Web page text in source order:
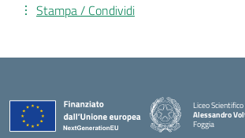
Stampa / Condividi
Liceo
Alessandro
Foggia
— Visita la